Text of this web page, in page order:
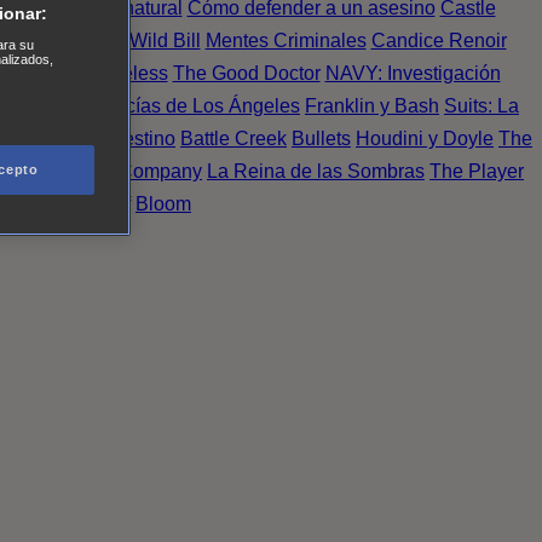
Sobrenatural Cómo defender a un asesino Castle
de Noche Wild Bill Mentes Criminales Candice Renoir
crimen Timeless The Good Doctor NAVY: Investigación
Finest. Policías de Los Ángeles Franklin y Bash Suits: La
Último Destino Battle Creek Bullets Houdini y Doyle The
X Company La Reina de las Sombras The Player
Bloom
su